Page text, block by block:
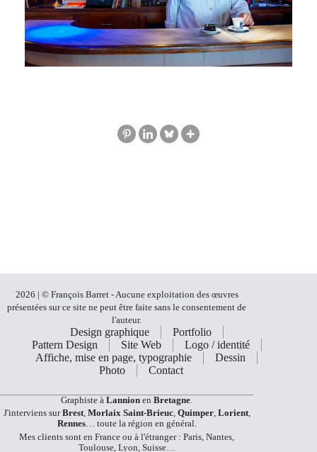
2026 | © François Barret - Aucune exploitation des œuvres
présentées sur ce site ne peut être faite sans le consentement de
l'auteur.
Design graphique
Portfolio
Pattern Design
Site Web
Logo / identité
Affiche, mise en page, typographie
Dessin
Photo
Contact
Graphiste àLannion enBretagne
J'interviens surBrest, Morlaix Saint-Brieuc, Quimper, Lorient,
Rennes… toute la région en général.
Mes clients sont en France ou à l'étranger : Paris, Nantes,
Toulouse, Lyon, Suisse…